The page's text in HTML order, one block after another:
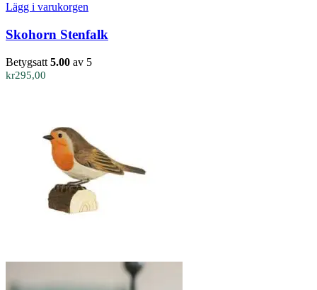
Lägg i varukorgen
Skohorn Stenfalk
Betygsatt 5.00 av 5
kr295,00